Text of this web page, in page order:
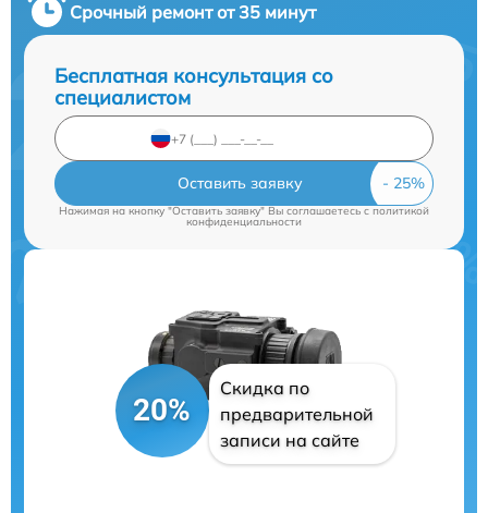
Срочный ремонт от 35 минут
Бесплатная консультация со
специалистом
Оставить заявку
Нажимая на кнопку "Оставить заявку" Вы соглашаетесь cполитикой
конфиденциальности
20%
Скидка по
предварительной
записи на сайте